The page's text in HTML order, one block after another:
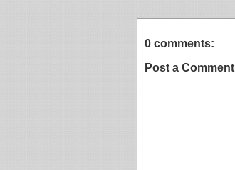
0 comments:
Post a Comment